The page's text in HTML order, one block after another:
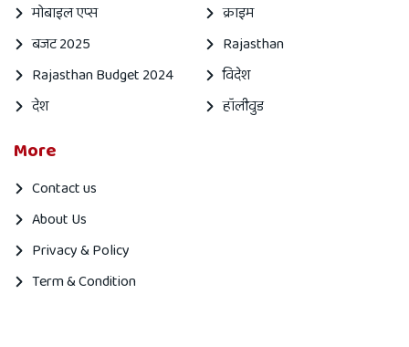
मोबाइल एप्स
क्राइम
बजट 2025
Rajasthan
Rajasthan Budget 2024
विदेश
देश
हॉलीवुड
More
Contact us
About Us
Privacy & Policy
Term & Condition